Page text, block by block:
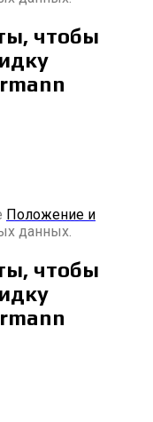
чтобы
Положение и
данных.
чтобы